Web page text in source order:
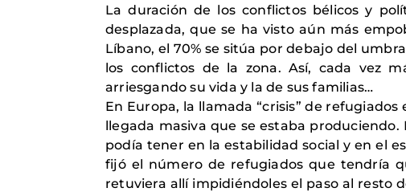
La duración de los conflictos bélicos y
desplazada, que se ha visto aún más
Líbano, el 70% se sitúa por debajo del
los conflictos de la zona. Así, cada vez
arriesgando su vida y la de sus familias…
En Europa, la llamada “crisis” de
llegada masiva que se estaba
podía tener en la estabilidad social y en el
fijó el número de refugiados que tendría
retuviera allí impidiéndoles el paso al resto